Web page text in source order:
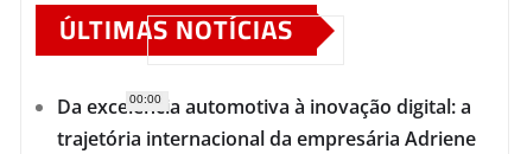
00:00
ÚLTIMAS NOTÍCIAS
Da excelência automotiva à inovação digital: a
trajetória internacional da empresária Adriene